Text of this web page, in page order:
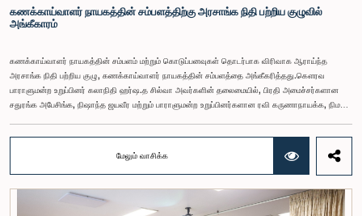
கணக்காய்வாளர் நாயகத்தின் சம்பளத்திற்கு அரசாங்க நிதி பற்றிய குழுவில்
அங்கீகாரம்
கணக்காய்வாளர் நாயகத்தின் சம்பளம் மற்றும் கொடுப்பனவுகள் தொடர்பாக விரிவாக ஆராய்ந்த
அரசாங்க நிதி பற்றிய குழு, கணக்காய்வாளர் நாயகத்தின் சம்பளத்தை அங்கீகரித்தது.கௌரவ
பாராளுமன்ற உறுப்பினர் கலாநிதி ஹர்ஷ.த சில்வா அவர்களின் தலைமையில், பிரதி அமைச்சர்களான
சதுரங்க அபேசிங்க, நிஷாந்த ஜயவீர மற்றும் பாராளுமன்ற உறுப்பினர்களான ரவி கருணாநாயக்க, நிமல்
நிதி பற்றிய குழுக் கூட்டத்திலேயே இந்த அங்கீகாரம் வழங்கப்பட்டது.இலங்கை ஜனநாயக சோசலிசக்
குடியரசின் அரசியலமைப்பின் 153(2) ஆம் உறுப்புரையின் பிரகாரம், கணக்காய்வாளர் நாயகத்தின்
சம்பளம் தொடர்பான பிரேரணை குழுவின் கவனத்திற்கு கொண்டு வரப்பட்டது.இதன்போது,
கணக்காய்வாளர் நாயகத்தின் பொறுப்புகள், அரச நிதி மேற்பார்வை மற்றும் கணக்காய்வுத் துறையின்
சுயாதீனத் தன்மை உள்ளிட்ட விடயங்களை கருத்தில் கொண்டு, சம்பள மட்டம் தொடர்பாக குழுத்
மேலும் வாசிக்க